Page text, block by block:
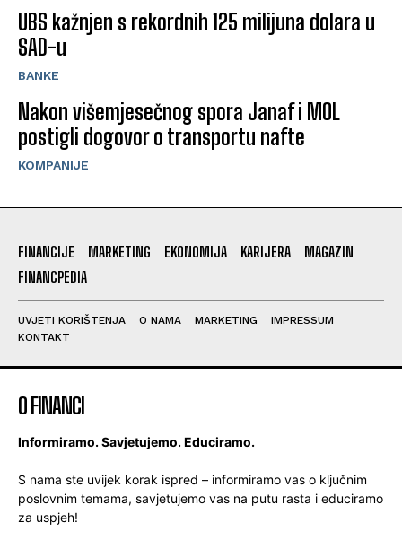
UBS kažnjen s rekordnih 125 milijuna dolara u
SAD-u
BANKE
Nakon višemjesečnog spora Janaf i MOL
postigli dogovor o transportu nafte
KOMPANIJE
FINANCIJE MARKETING EKONOMIJA KARIJERA
MAGAZIN
FINANCPEDIA
UVJETI KORIŠTENJA O NAMA MARKETING
IMPRESSUM
KONTAKT
O FINANCI
Informiramo. Savjetujemo. Educiramo.
S nama ste uvijek korak ispred – informiramo vas o ključnim
poslovnim temama, savjetujemo vas na putu rasta i educiramo
za uspjeh!